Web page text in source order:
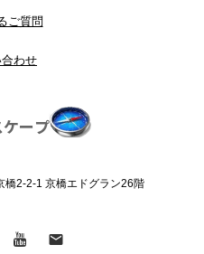
ご質問
わせ
2-2-1 京橋エドグラン26階